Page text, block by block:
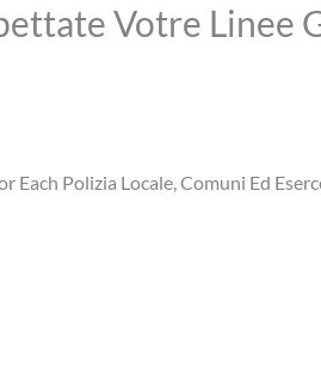
Votre Linee
Each Polizia Locale, Comuni Ed